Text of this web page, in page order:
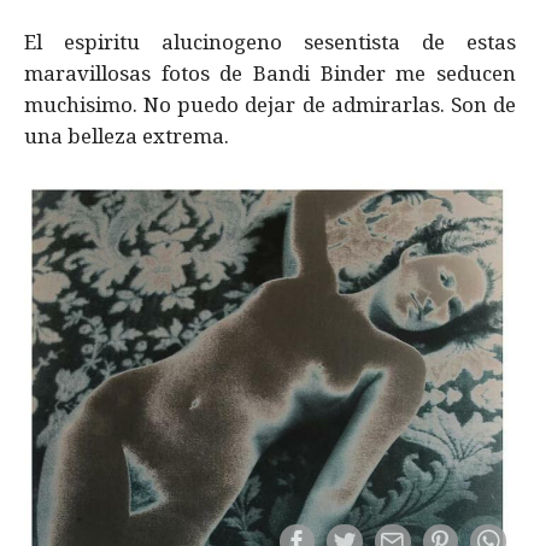
El espiritu alucinogeno sesentista de estas
maravillosas fotos de Bandi Binder me seducen
muchisimo. No puedo dejar de admirarlas. Son de
una belleza extrema.